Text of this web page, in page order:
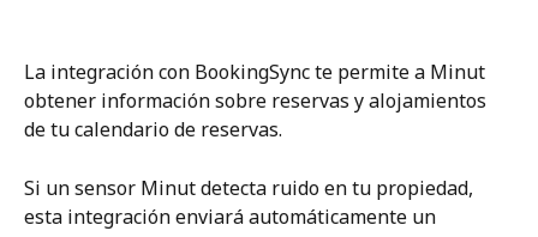
La integración con BookingSync te permite a Minut
obtener información sobre reservas y alojamientos
de tu calendario de reservas.
Si un sensor Minut detecta ruido en tu propiedad,
esta integración enviará automáticamente un